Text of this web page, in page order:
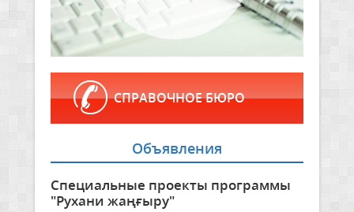
СПРАВОЧНОЕ БЮРО
Объявления
Специальные проекты программы
"Рухани жаңғыру"